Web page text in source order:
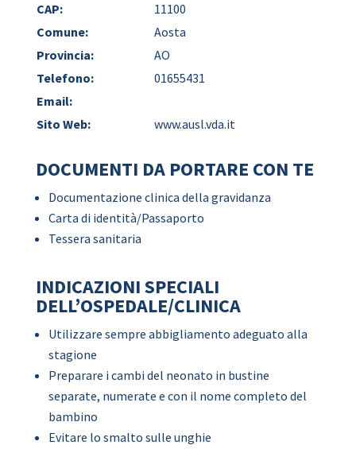
CAP:
11100
Comune:
Aosta
Provincia:
AO
Telefono:
01655431
Email:
Sito Web:
www.ausl.vda.it
DOCUMENTI DA PORTARE CON TE
Documentazione clinica della gravidanza
Carta di identità/Passaporto
Tessera sanitaria
INDICAZIONI SPECIALI
DELL’OSPEDALE/CLINICA
Utilizzare sempre abbigliamento adeguato alla
stagione
Preparare i cambi del neonato in bustine
separate, numerate e con il nome completo del
bambino
Evitare lo smalto sulle unghie